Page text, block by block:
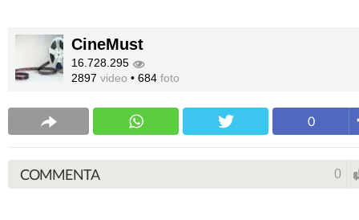
CineMust
16.728.295
2897 video • 684 foto
0
COMMENTA 0